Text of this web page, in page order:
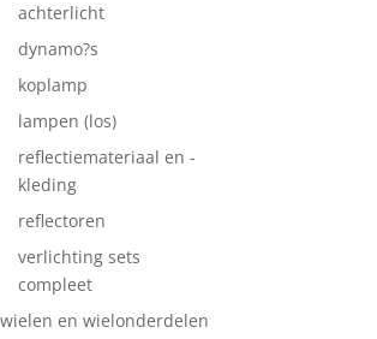
achterlicht
dynamo?s
koplamp
lampen (los)
reflectiemateriaal en -
kleding
reflectoren
verlichting sets
compleet
wielen en wielonderdelen